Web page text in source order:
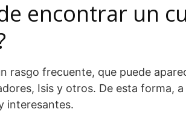
encontrar un
rasgo frecuente, que puede
Isis y otros. De esta forma,
interesantes.